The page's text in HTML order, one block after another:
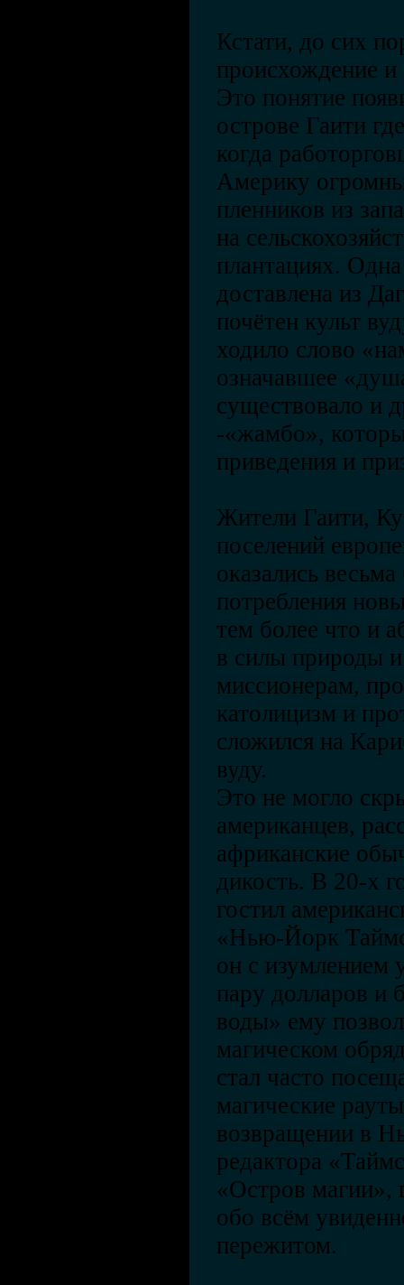
Кстати, до сих
происхождение и
Это понятие
острове Гаити
когда
Америку
пленников из
на
плантациях.
доставлена из
почётен культ
ходило слово
означавшее
существовало и
-«жамбо»,
приведения и
Жители Гаити,
поселений
оказались
потребления
тем более что и
в силы природы
миссионерам,
католицизм и
сложился на
вуду.
Это не могло
американцев,
африканские
дикость. В 20-х
гостил
«Нью-Йорк
он с изумлением
пару долларов и
воды» ему
магическом
стал часто
магические
возвращении в
редактора
«Остров магии»,
обо всём
пережитом.